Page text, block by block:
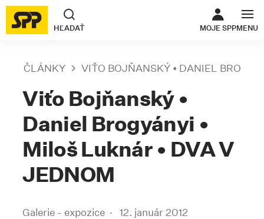
HĽADAŤ MOJE SPP
ODKAZ SA
MENU
ČLÁNKY VIŤO BOJŇANSKÝ • DANIEL
Viťo Bojňanský •
Daniel Brogyányi •
Miloš Luknár • DVA V
JEDNOM
Galerie - expozice 12. január 2012